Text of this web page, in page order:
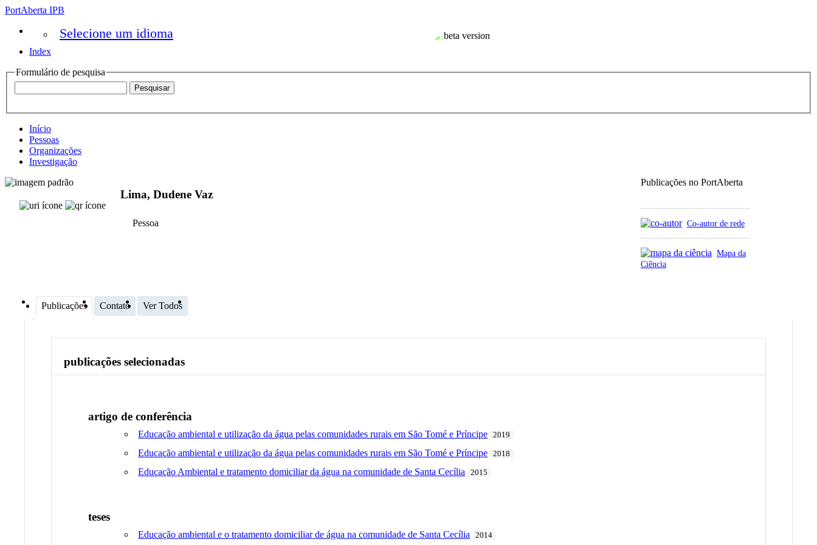
PortAberta IPB
Selecione um idioma
Index
Formulário de pesquisa
Início
Pessoas
Organizações
Investigação
Publicações no PortAberta
Co-autor de rede
Mapa da
Ciência
Lima, Dudene Vaz
Pessoa
Publicações Contato Ver Todos
publicações selecionadas
artigo de conferência
Educação ambiental e utilização da água pelas comunidades rurais em São Tomé e Príncipe 2019
Educação ambiental e utilização da água pelas comunidades rurais em São Tomé e Príncipe 2018
Educação Ambiental e tratamento domiciliar da água na comunidade de Santa Cecília 2015
teses
Educação ambiental e o tratamento domiciliar de água na comunidade de Santa Cecília 2014